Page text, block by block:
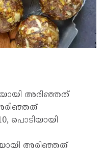
അരിഞ്ഞത്
പൊടിയായി
അരിഞ്ഞത്